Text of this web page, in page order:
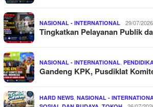
NASIONAL - INTERNATIONAL 29/07/2026
Tingkatkan Pelayanan Publik
NASIONAL - INTERNATIONAL,
Gandeng KPK, Pusdiklat
HARD NEWS, NASIONAL -